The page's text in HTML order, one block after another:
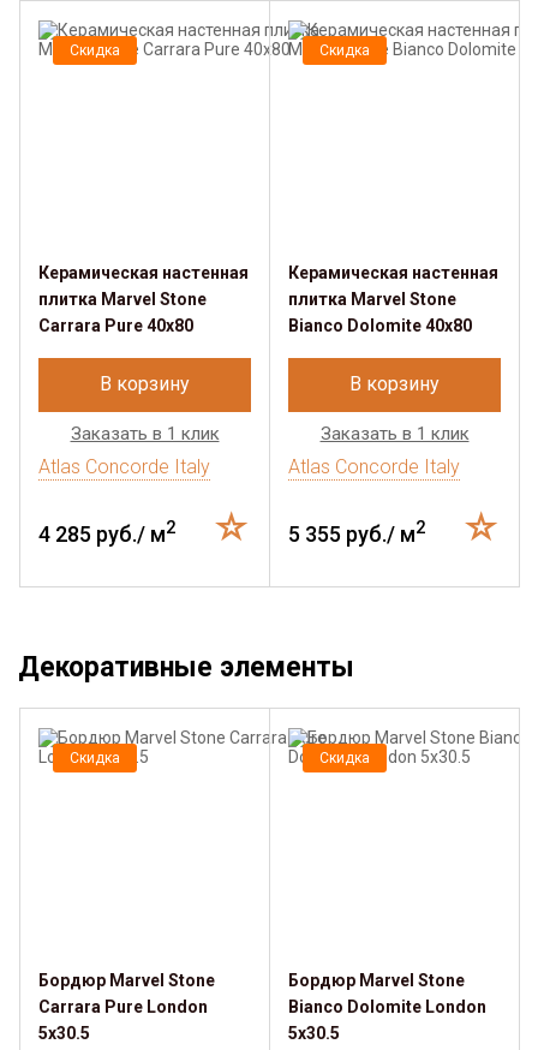
Скидка
Керамическая настенная
плитка Marvel Stone
Carrara Pure 40x80
В корзину
Заказать в 1 клик
Atlas Concorde Italy
4 285 руб./ м2
Скидка
Керамическая настенная
плитка Marvel Stone
Bianco Dolomite 40x80
В корзину
Заказать в 1 клик
Atlas Concorde Italy
5 355 руб./ м2
Декоративные элементы
Скидка
Бордюр Marvel Stone
Carrara Pure London
5x30.5
Скидка
Бордюр Marvel Stone
Bianco Dolomite London
5x30.5